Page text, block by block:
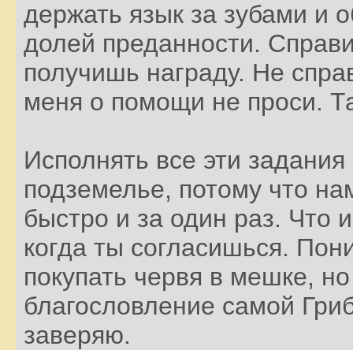
держать язык за зубами и
долей преданности.
получишь награду. Не
меня о помощи не проси.
Исполнять все эти
подземелье, потому что
быстро и за один раз. Что
когда ты согласишься.
покупать червя в мешке,
благословление самой
заверяю.